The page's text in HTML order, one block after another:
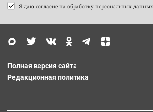
Я даю согласие на обработку персональных данных
Полная версия сайта
Редакционная политика